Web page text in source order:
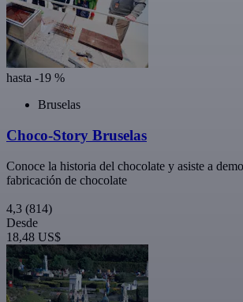
hasta -19 %
Bruselas
Choco-Story Bruselas
Conoce la historia del chocolate y asiste a
fabricación de chocolate
4,3 (814)
Desde
18,48 US$